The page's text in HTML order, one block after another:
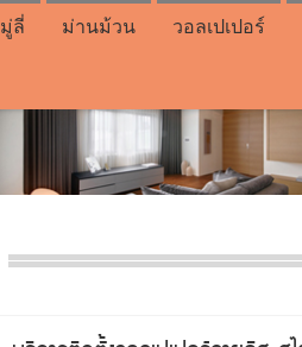
มู่ลี่ ม่านม้วน วอลเปเปอร์